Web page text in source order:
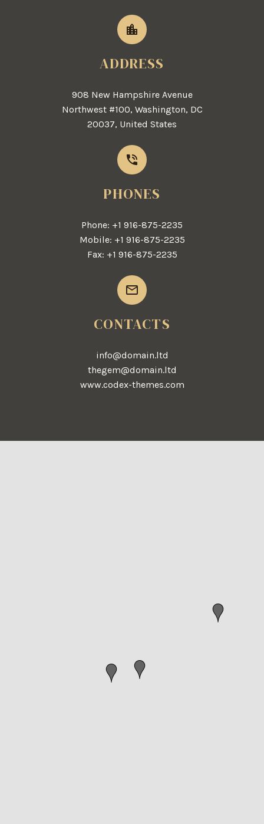


ADDRESS
908 New Hampshire Avenue
Northwest #100, Washington, DC
20037, United States


PHONES
Phone: +1 916-875-2235
Mobile: +1 916-875-2235
Fax: +1 916-875-2235


CONTACTS
info@domain.ltd
thegem@domain.ltd
www.codex-themes.com